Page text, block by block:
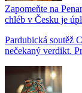
Zapomeňte na
chléb v Česku je
Pardubická soutěž
nečekaný verdikt.